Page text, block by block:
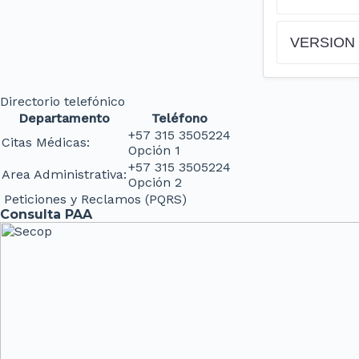
VERSION
Directorio telefónico
Departamento
Teléfono
Citas Médicas:
+57 315 3505224
Opción 1
Area Administrativa:+57 315 3505224
Opción 2
Peticiones y Reclamos (PQRS)
Consulta PAA